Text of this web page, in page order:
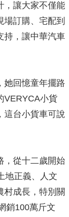
，讓大家不僅能
訂購、宅配到
持，讓中華汽車
她回憶童年擺路
VERYCA小貨
這台小貨車可說
，從十二歲開始
地正義、人文
村成長，特別關
銷100萬斤文